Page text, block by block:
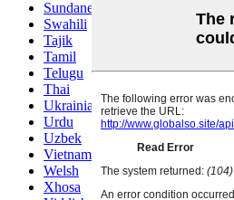
Sundanese
Swahili
Tajik
Tamil
Telugu
Thai
Ukrainian
Urdu
Uzbek
Vietnamese
Welsh
Xhosa